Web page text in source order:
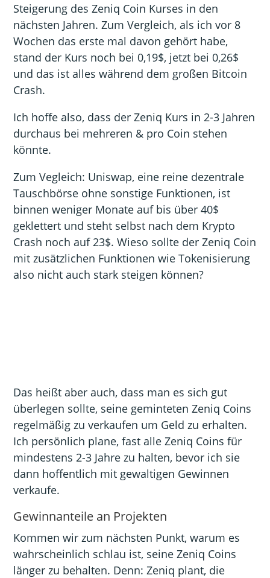
Steigerung des Zeniq Coin Kurses in den
nächsten Jahren. Zum Vergleich, als ich vor 8
Wochen das erste mal davon gehört habe,
stand der Kurs noch bei 0,19$, jetzt bei 0,26$
und das ist alles während dem großen Bitcoin
Crash.
Ich hoffe also, dass der Zeniq Kurs in 2-3 Jahren
durchaus bei mehreren & pro Coin stehen
könnte.
Zum Vegleich: Uniswap, eine reine dezentrale
Tauschbörse ohne sonstige Funktionen, ist
binnen weniger Monate auf bis über 40$
geklettert und steht selbst nach dem Krypto
Crash noch auf 23$. Wieso sollte der Zeniq Coin
mit zusätzlichen Funktionen wie Tokenisierung
also nicht auch stark steigen können?
Das heißt aber auch, dass man es sich gut
überlegen sollte, seine geminteten Zeniq Coins
regelmäßig zu verkaufen um Geld zu erhalten.
Ich persönlich plane, fast alle Zeniq Coins für
mindestens 2-3 Jahre zu halten, bevor ich sie
dann hoffentlich mit gewaltigen Gewinnen
verkaufe.
Gewinnanteile an Projekten
Kommen wir zum nächsten Punkt, warum es
wahrscheinlich schlau ist, seine Zeniq Coins
länger zu behalten. Denn: Zeniq plant, die